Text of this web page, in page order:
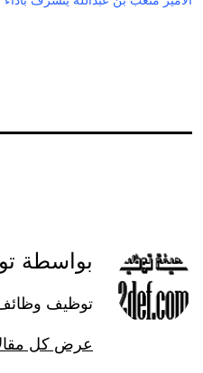
بواسطة
توظيف
عرض كل